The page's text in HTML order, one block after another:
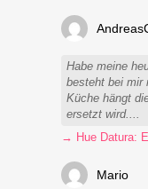
Habe meine
besteht bei mir
Küche hängt
ersetzt wird....
Mario